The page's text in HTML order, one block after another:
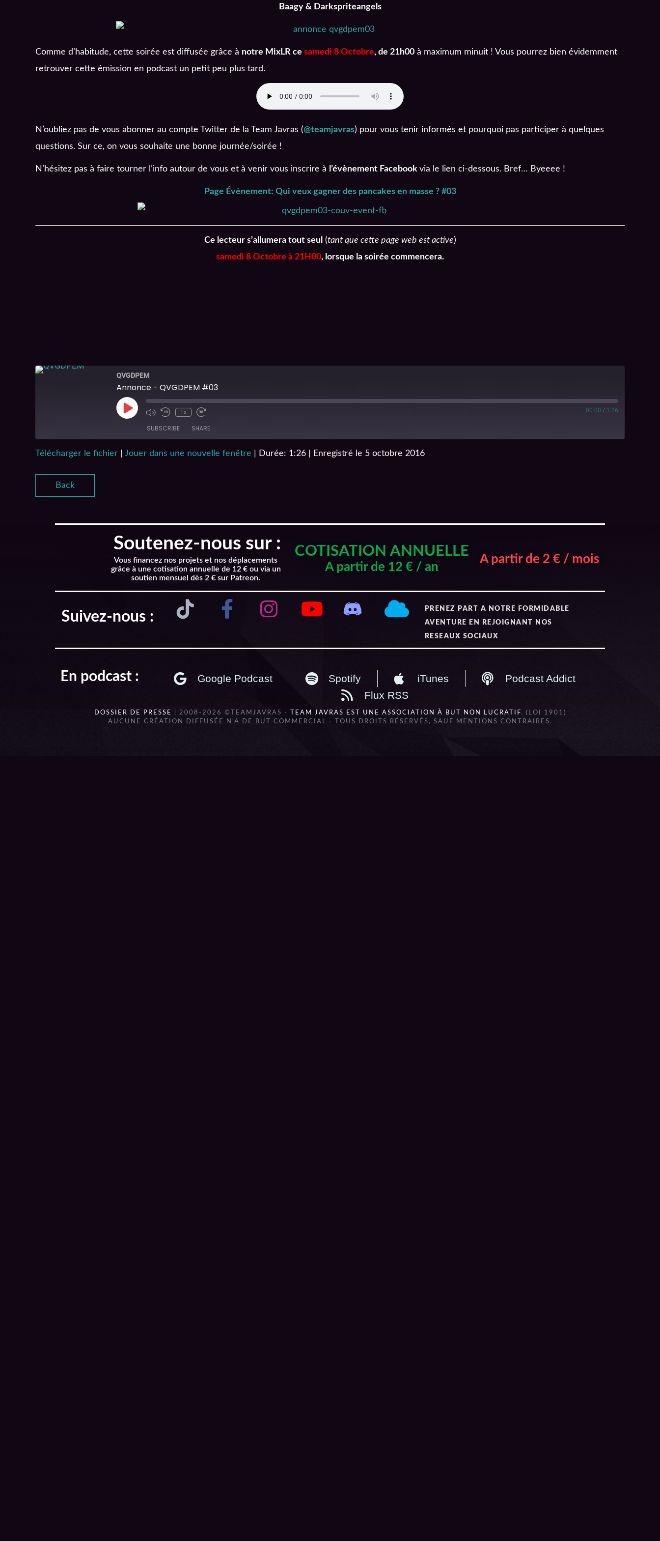
Baagy & Darkspriteangels
Comme d’habitude, cette soirée est diffusée grâce à notre MixLR ce samedi 8 Octobre, de 21h00 à maximum minuit ! Vous pourrez bien évidemment
retrouver cette émission en podcast un petit peu plus tard.
N’oubliez pas de vous abonner au compte Twitter de la Team Javras (@teamjavras) pour vous tenir informés et pourquoi pas participer à quelques
questions. Sur ce, on vous souhaite une bonne journée/soirée !
N’hésitez pas à faire tourner l’info autour de vous et à venir vous inscrire à l’évènement Facebook via le lien ci-dessous. Bref… Byeeee !
Page Évènement: Qui veux gagner des pancakes en masse ? #03
Ce lecteur s’allumera tout seul (tant que cette page web est active)
samedi 8 Octobre à 21H00, lorsque la soirée commencera.
QVGDPEM
Annonce - QVGDPEM #03
1x 00:00 / 1:26
SUBSCRIBE SHARE
SHARE
LINK
EMBED
Télécharger le fichier Jouer dans une nouvelle fenêtre Durée: 1:26 Enregistré le 5 octobre 2016
Back
Soutenez-nous sur :
Vous financez nos projets et nos déplacements
grâce à une cotisation annuelle de 12 € ou via un
soutien mensuel dès 2 € sur Patreon.
COTISATION ANNUELLE
A partir de 12 € / an
A partir de 2 € / mois
Suivez-nous :
PRENEZ PART A NOTRE FORMIDABLE
AVENTURE EN REJOIGNANT NOS
RESEAUX SOCIAUX
En podcast : Google Podcast Spotify iTunes
Podcast Addict
Flux RSS
DOSSIER DE PRESSE | 2008-2026 ©TEAMJAVRAS - TEAM JAVRAS EST UNE ASSOCIATION À BUT NON LUCRATIF. (LOI 1901)
AUCUNE CRÉATION DIFFUSÉE N'A DE BUT COMMERCIAL - TOUS DROITS RÉSERVÉS, SAUF MENTIONS CONTRAIRES.